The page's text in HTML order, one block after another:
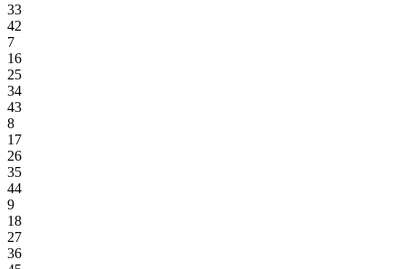
33
42
7
16
25
34
43
8
17
26
35
44
9
18
27
36